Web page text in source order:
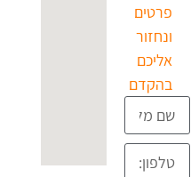
פרטים
ונחזור
אליכם
בהקדם